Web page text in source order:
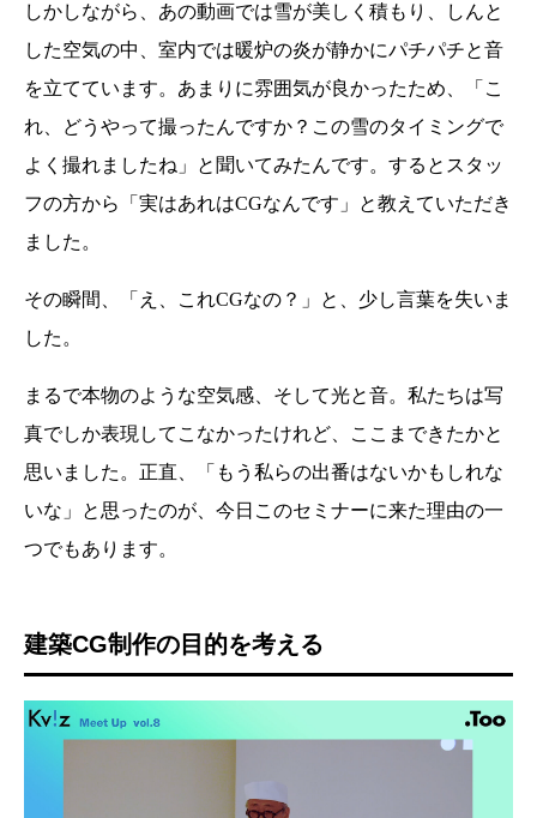
しかしながら、あの動画では雪が美しく積もり、しんと
した空気の中、室内では暖炉の炎が静かにパチパチと音
を立てています。あまりに雰囲気が良かったため、「こ
れ、どうやって撮ったんですか？この雪のタイミングで
よく撮れましたね」と聞いてみたんです。するとスタッ
フの方から「実はあれはCGなんです」と教えていただき
ました。
その瞬間、「え、これCGなの？」と、少し言葉を失いま
した。
まるで本物のような空気感、そして光と音。私たちは写
真でしか表現してこなかったけれど、ここまできたかと
思いました。正直、「もう私らの出番はないかもしれな
いな」と思ったのが、今日このセミナーに来た理由の一
つでもあります。
建築CG制作の目的を考える